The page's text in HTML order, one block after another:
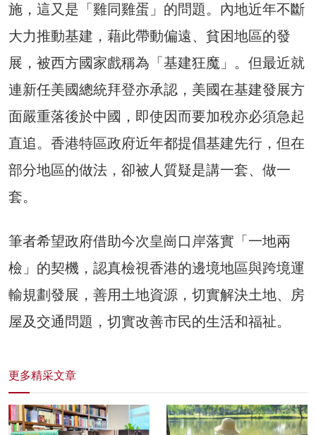
施，這又是「雞同雞蛋」的問題。內地近年不斷
大力推動基建，藉此帶動偏遠、貧困地區的發
展，被西方國家戲稱為「基建狂魔」。但最近就
連新任美國總統拜登亦承認，美國在基建發展方
面嚴重落後於中國，即使因而要加稅亦必須急起
直追。香港特區政府近年都提倡基建先行，但在
部分地區的做法，卻被人質疑是講一套、做一
套。
筆者希望政府借助今次皇崗口岸落實「一地兩
檢」的契機，認真檢視香港的邊境地區與跨境運
輸規劃發展，善用土地資源，切實解決土地、房
屋及交通問題，切實改善市民的生活和福祉。
更多精采文章